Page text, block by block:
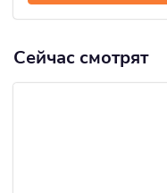
Сейчас смотрят